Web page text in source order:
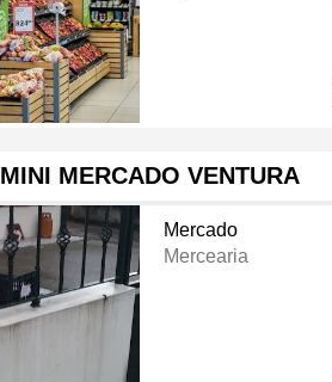
MINI MERCADO VENTURA
Mercado
Mercearia